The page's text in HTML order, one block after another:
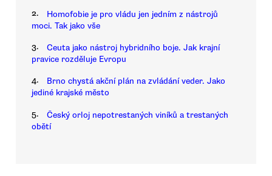
2.
Homofobie je pro vládu jen jedním z nástrojů
moci. Tak jako vše
3.
Ceuta jako nástroj hybridního boje. Jak krajní
pravice rozděluje Evropu
4.
Brno chystá akční plán na zvládání veder. Jako
jediné krajské město
5.
Český orloj nepotrestaných viníků a trestaných
obětí